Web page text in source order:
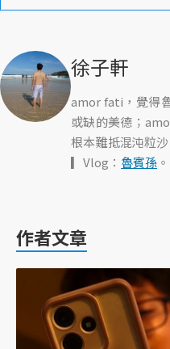
徐子軒
amor fati，覺得
或缺的美德；
根本難抵混沌粒
▎Vlog： 魯賓孫 。
作者文章